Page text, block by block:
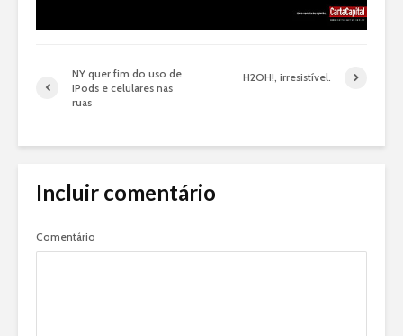
NY quer fim do uso de
iPods e celulares nas
ruas
H2OH!, irresistível.
Incluir comentário
Comentário